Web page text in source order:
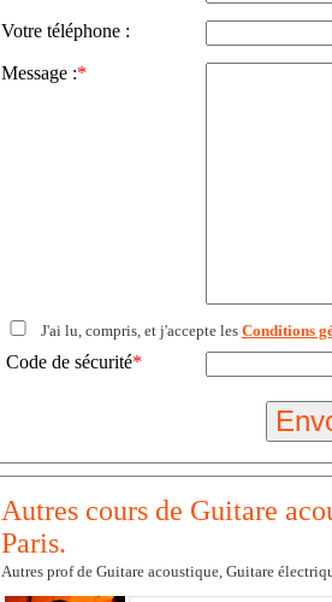
Votre téléphone :
Message :*
J'ai lu, compris, et j'accepte les Conditions
Code de sécurité*
Autres cours de Guitare
Paris.
Autres prof de Guitare acoustique, Guitare